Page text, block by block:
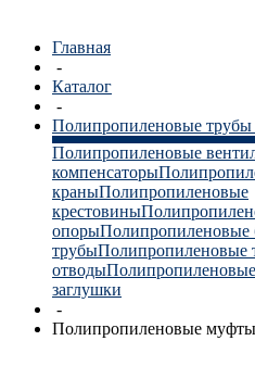
Главная
-
Каталог
-
Полипропиленовые
Полипропиленовые
компенсаторы
краныПолипропиленовые
крестовины
опорыПолипропиленовые
трубыПолипропиленовые
отводы
заглушки
-
Полипропиленовые муфты